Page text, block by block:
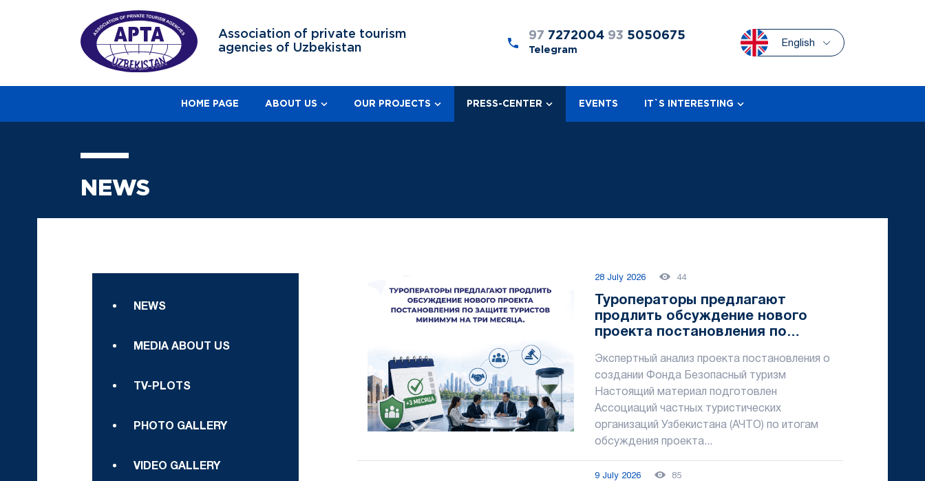
Association of private tourism
agencies of Uzbekistan
97 7272004 93 5050675
Telegram
English
HOME PAGE ABOUT US OUR PROJECTS PRESS-CENTER EVENTS IT`S INTERESTING
NEWS
NEWS
MEDIA ABOUT US
TV-PLOTS
PHOTO GALLERY
VIDEO GALLERY
28 July 2026 44
Туроператоры предлагают
продлить обсуждение нового
проекта постановления по
месяца
Экспертный анализ проекта постановления о
создании Фонда Безопасный туризм
Настоящий материал подготовлен
Ассоциаций частных туристических
организаций Узбекистана (АЧТО) по итогам
обсуждения проекта...
9 July 2026 85